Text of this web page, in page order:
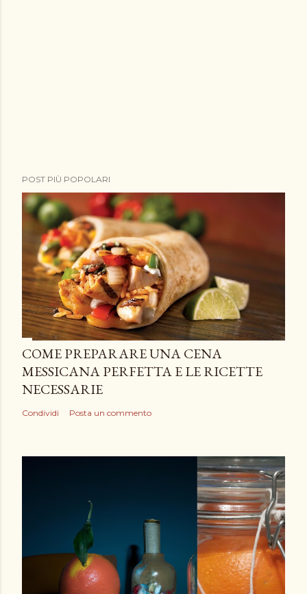
POST PIÙ POPOLARI
COME PREPARARE UNA CENA
MESSICANA PERFETTA E LE RICETTE
NECESSARIE
Condividi Posta un commento